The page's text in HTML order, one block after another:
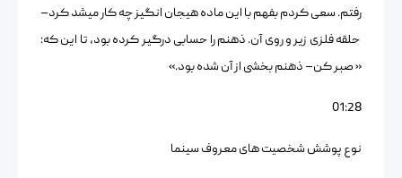
رفتم. سعی کردم بفهم با این ماده هیجان انگیز چه کار میشد کرد–
حلقه فلزی زیر و روی آن. ذهنم را حسابی درگیر کرده بود، تا این که:
« صبر کن– ذهنم بخشی از آن شده بود.»
01:28
نوع پوشش شخصیت های معروف سینما